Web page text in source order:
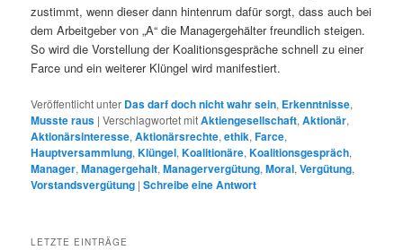
zustimmt, wenn dieser dann hintenrum dafür sorgt, dass auch bei
dem Arbeitgeber von „A“ die Managergehälter freundlich steigen.
So wird die Vorstellung der Koalitionsgespräche schnell zu einer
Farce und ein weiterer Klüngel wird manifestiert.
Veröffentlicht unter Das darf doch nicht wahr sein, Erkenntnisse,
Musste raus |Verschlagwortet mitAktiengesellschaft,Aktionär,
Aktionärsinteresse,Aktionärsrechte,ethik,Farce,
Hauptversammlung,Klüngel,Koalitionäre,Koalitionsgespräch,
Manager,Managergehalt,Managervergütung,Moral,Vergütung,
Vorstandsvergütung |Schreibe eine Antwort
LETZTE EINTRÄGE